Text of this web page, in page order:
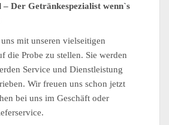
– Der Getränkespezialist wenn`s
mit unseren vielseitigen
die Probe zu stellen. Sie werden
Service und Dienstleistung
Wir freuen uns schon jetzt
bei uns im Geschäft oder